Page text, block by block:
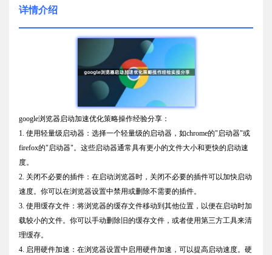
详情介绍
google浏览器启动加速优化策略操作经验分享：
1. 使用轻量级启动器：选择一个轻量级的启动器，如chrome的"启动器"或
firefox的"启动器"。这些启动器通常具有更小的文件大小和更快的启动速
度。
2. 关闭不必要的插件：在启动浏览器时，关闭不必要的插件可以加快启动
速度。你可以在浏览器设置中禁用或删除不需要的插件。
3. 使用缓存文件：将浏览器的缓存文件移动到其他位置，以便在启动时加
载较小的文件。你可以手动删除旧的缓存文件，或者使用第三方工具来清
理缓存。
4. 启用硬件加速：在浏览器设置中启用硬件加速，可以提高启动速度。硬